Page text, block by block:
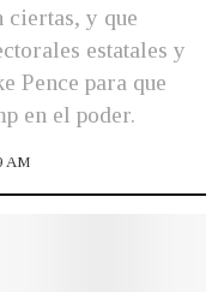
ciertas, y que
estatales y
Pence para que
en el poder.
AM